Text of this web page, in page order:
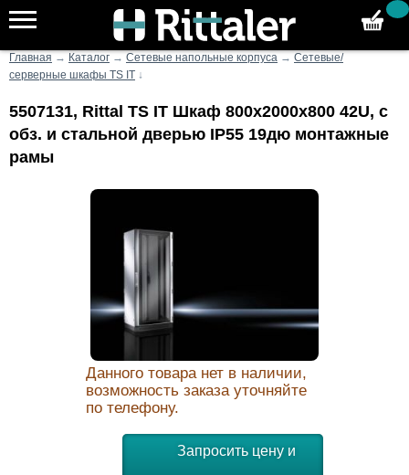
Главная → Каталог → Сетевые напольные корпуса → Сетевые/
серверные шкафы TS IT
↓
5507131, Rittal TS IT Шкаф 800x2000x800 42U, с
обз. и стальной дверью IP55 19дю монтажные
рамы
Данного товара нет в наличии,
возможность заказа уточняйте
по телефону.
Запросить цену и